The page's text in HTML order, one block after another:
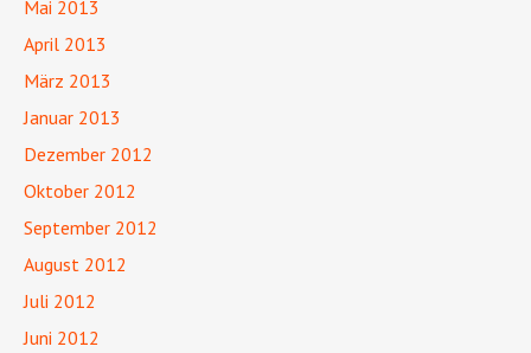
Mai 2013
April 2013
März 2013
Januar 2013
Dezember 2012
Oktober 2012
September 2012
August 2012
Juli 2012
Juni 2012